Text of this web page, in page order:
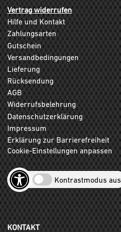
Vertrag widerrufen
Hilfe und Kontakt
Zahlungsarten
Gutschein
Versandbedingungen
Lieferung
Rücksendung
AGB
Widerrufsbelehrung
Datenschutzerklärung
Impressum
Erklärung zur Barrierefreiheit
Cookie-Einstellungen anpassen
Kontrastmodus aus
KONTAKT